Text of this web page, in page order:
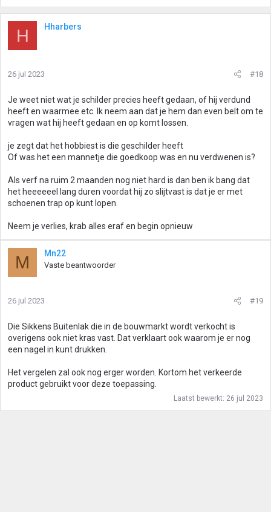
H Hharbers
26 jul 2023 #18
Je weet niet wat je schilder precies heeft gedaan, of hij verdund
heeft en waarmee etc. Ik neem aan dat je hem dan even belt om te
vragen wat hij heeft gedaan en op komt lossen.
je zegt dat het hobbiest is die geschilder heeft
Of was het een mannetje die goedkoop was en nu verdwenen is?
Als verf na ruim 2 maanden nog niet hard is dan ben ik bang dat
het heeeeeel lang duren voordat hij zo slijtvast is dat je er met
schoenen trap op kunt lopen.
Neem je verlies, krab alles eraf en begin opnieuw
M Mn22
Vaste beantwoorder
26 jul 2023 #19
Die Sikkens Buitenlak die in de bouwmarkt wordt verkocht is
overigens ook niet kras vast. Dat verklaart ook waarom je er nog
een nagel in kunt drukken.
Het vergelen zal ook nog erger worden. Kortom het verkeerde
product gebruikt voor deze toepassing.
Laatst bewerkt: 26 jul 2023